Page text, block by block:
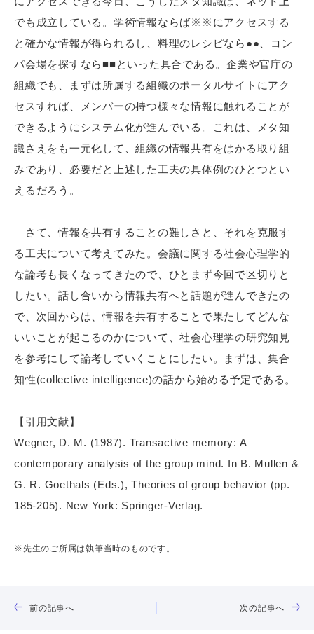
でも成立している。学術情報ならば※※にアクセスする
と確かな情報が得られるし、料理のレシピなら●●、コン
パ会場を探すなら■■といった具合である。企業や官庁の
組織でも、まずは所属する組織のポータルサイトにアク
セスすれば、メンバーの持つ様々な情報に触れることが
できるようにシステム化が進んでいる。これは、メタ知
識さえをも一元化して、組織の情報共有をはかる取り組
みであり、必要だと上述した工夫の具体例のひとつとい
えるだろう。
さて、情報を共有することの難しさと、それを克服す
る工夫について考えてみた。会議に関する社会心理学的
な論考も長くなってきたので、ひとまず今回で区切りと
したい。話し合いから情報共有へと話題が進んできたの
で、次回からは、情報を共有することで果たしてどんな
いいことが起こるのかについて、社会心理学の研究知見
を参考にして論考していくことにしたい。まずは、集合
知性(collective intelligence)の話から始める予定である。
【引用文献】
Wegner, D. M. (1987). Transactive memory: A
contemporary analysis of the group mind. In B. Mullen &
G. R. Goethals (Eds.), Theories of group behavior (pp.
185-205). New York: Springer-Verlag.
※先生のご所属は執筆当時のものです。
前の記事へ 次の記事へ